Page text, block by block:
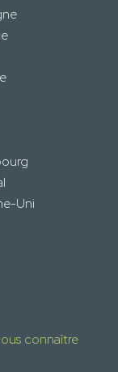
Uni
connaître